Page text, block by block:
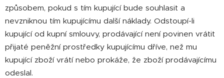
způsobem, pokud s tím kupující bude souhlasit a
nevzniknou tím kupujícímu další náklady. Odstoupí-li
kupující od kupní smlouvy, prodávající není povinen vrátit
přijaté peněžní prostředky kupujícímu dříve, než mu
kupující zboží vrátí nebo prokáže, že zboží prodávajícímu
odeslal.